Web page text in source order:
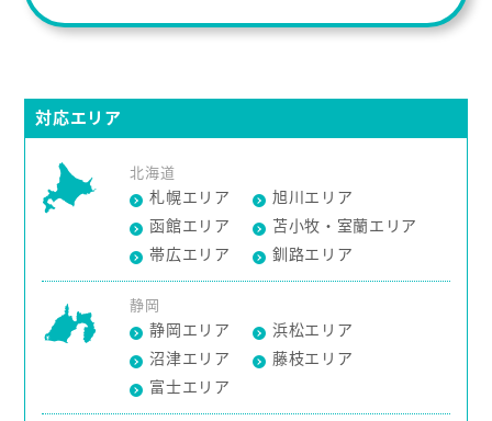
対応エリア
北海道
札幌エリア
旭川エリア
函館エリア
苫小牧・室蘭エリア
帯広エリア
釧路エリア
静岡
静岡エリア
浜松エリア
沼津エリア
藤枝エリア
富士エリア